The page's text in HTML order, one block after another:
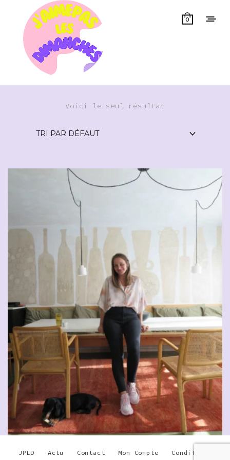
0
Voici le seul résultat
JPLD Actu Contact Mon Compte Conditions